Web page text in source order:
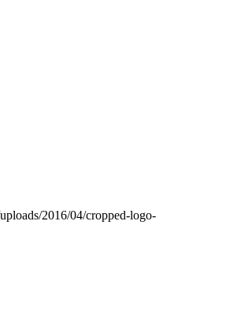
2016/04/cropped-logo-